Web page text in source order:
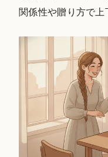
関係性や贈り方で上